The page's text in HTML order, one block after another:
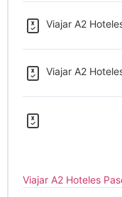
Viajar A2
Viajar A2
Viajar A2 Hoteles